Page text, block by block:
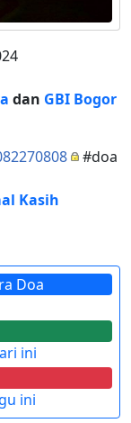
dan GBI Bogor
#doa
Kasih
Doa
ini
ini